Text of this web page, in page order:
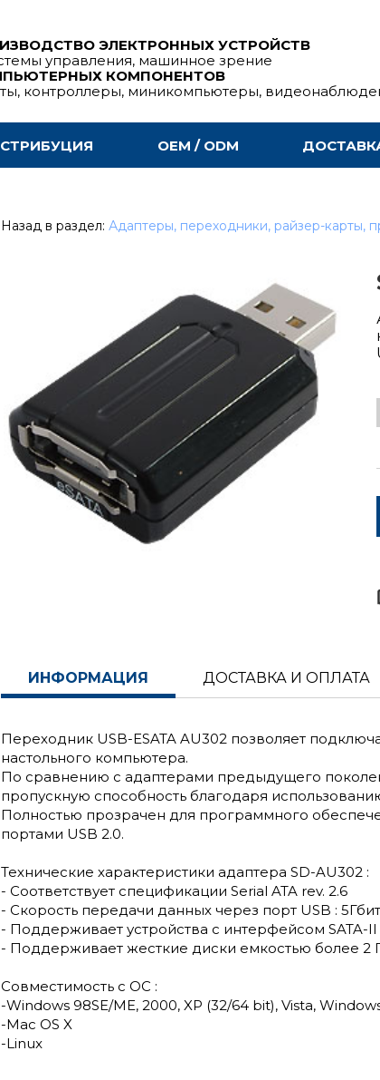
ЭЛЕКТРОННЫХ УСТРОЙСТВ
управления, машинное зрение
КОМПОНЕНТОВ
контроллеры, миникомпьютеры,
OEM / ODM
Назад в раздел: Адаптеры, переходники, райзер-карты,
ИНФОРМАЦИЯ ДОСТАВКА И ОПЛАТА
Переходник USB-ESATA AU302 позволяет
настольного компьютера.
По сравнению с адаптерами предыдущего
пропускную способность благодаря
Полностью прозрачен для программного
портами USB 2.0.
Технические характеристики адаптера SD-AU302 :
- Соответствует спецификации Serial ATA rev. 2.6
- Скорость передачи данных через порт USB :
- Поддерживает устройства с интерфейсом SATA-
- Поддерживает жесткие диски емкостью более 2
Совместимость с ОС :
-Windows 98SE/ME, 2000, XP (32/64 bit), Vista,
-Mac OS X
-Linux